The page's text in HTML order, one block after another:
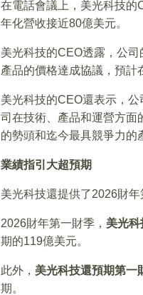
在電話會議上，美光科技的
年化營收接近80億美元。
美光科技的CEO透露，公
產品的價格達成協議，預計
美光科技的CEO還表示，
司在技術、產品和運營方面
的勢頭和迄今最具競爭力的
業績指引大超預期
美光科技還提供了2026財年
2026財年第一財季， 美光科
期的119億美元。
此外， 美光科技還預期第一
期。